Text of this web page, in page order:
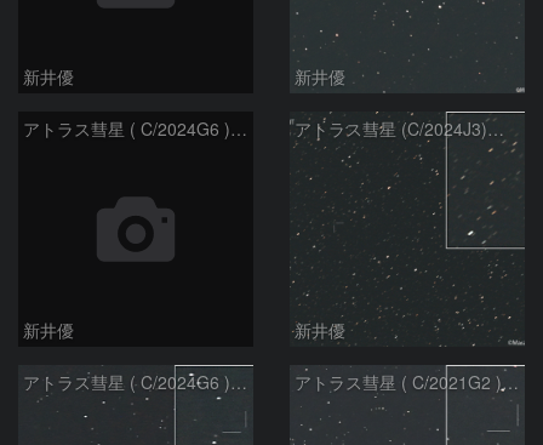
新井優 新井優
アトラス彗星 ( C/2024G6 )：2026/07/09
新井優
アトラス彗星 (C/2024J3)：2026/07/09
新井優
アトラス彗星 ( C/2024G6 )：2026/07/08 アトラス彗星 ( C/2021G2 )：2026/07/08